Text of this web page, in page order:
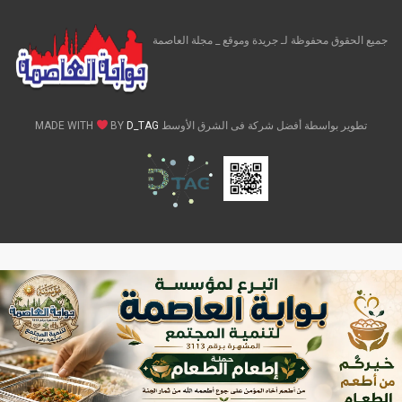
جميع الحقوق محفوظة لـ جريدة وموقع _ مجلة العاصمة
تطوير بواسطة أفضل شركة فى الشرق الأوسط MADE WITH BY D_TAG